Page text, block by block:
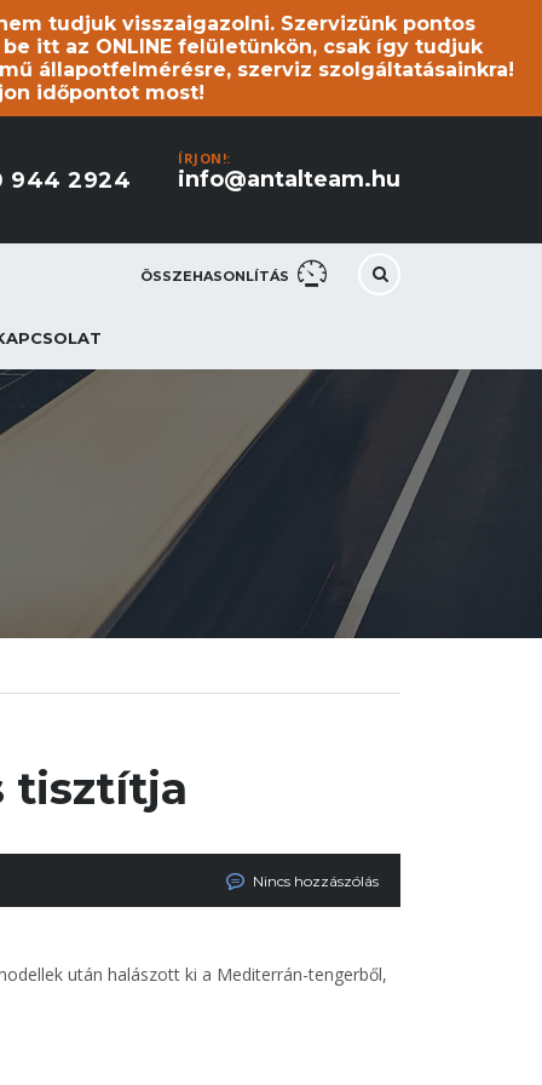
tudjuk visszaigazolni. Szervizünk pontos
itt az ONLINE felületünkön, csak így tudjuk
állapotfelmérésre, szerviz szolgáltatásainkra!
időpontot most!
ÍRJON!:
info@antalteam.hu
944 2924
ÖSSZEHASONLÍTÁS
tisztítja
Nincs hozzászólás
után halászott ki a Mediterrán-tengerből,